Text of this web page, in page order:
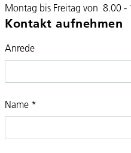
Montag bis Freitag von 8.00 -
Kontakt aufnehmen
Anrede
Name *